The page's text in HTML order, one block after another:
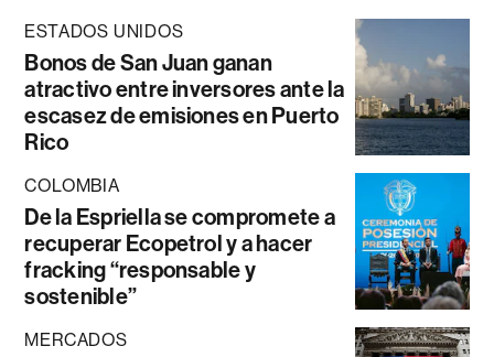
ESTADOS UNIDOS
Bonos de San Juan ganan
atractivo entre inversores ante la
escasez de emisiones en Puerto
Rico
COLOMBIA
De la Espriella se compromete a
recuperar Ecopetrol y a hacer
fracking “responsable y
sostenible”
MERCADOS